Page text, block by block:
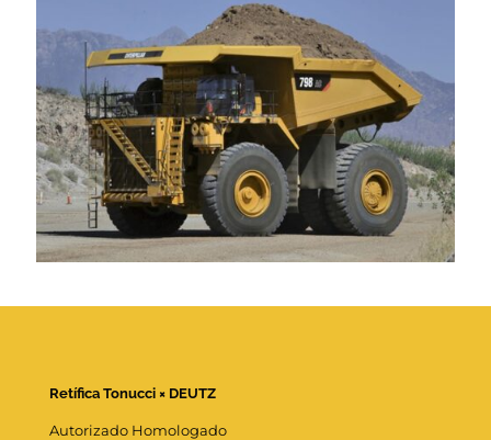
Retífica Tonucci × DEUTZ
Autorizado Homologado